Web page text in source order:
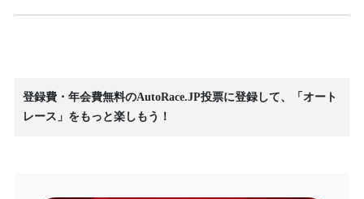
登録費・年会費無料のAutoRace.JP投票に登録して、「オート
レース」をもっと楽しもう！